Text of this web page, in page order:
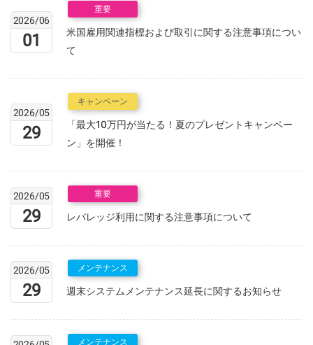
2026/06
01
重要
米国雇用関連指標および取引に関する注意事項につい
て
2026/05
29
キャンペーン
「最大10万円が当たる！夏のプレゼントキャンペー
ン」を開催！
2026/05
29
重要
レバレッジ利用に関する注意事項について
2026/05
29
メンテナンス
週末システムメンテナンス延長に関するお知らせ
メンテナンス